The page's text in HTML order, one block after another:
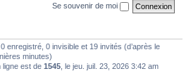
Se souvenir de moi
enregistré, 0 invisible et 19 invités (d’après le
minutes)
ligne est de 1545 , le jeu. juil. 23, 2026 3:42 am